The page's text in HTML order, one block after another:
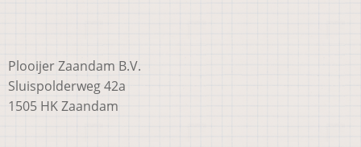
Plooijer Zaandam B.V.
Sluispolderweg 42a
1505 HK Zaandam